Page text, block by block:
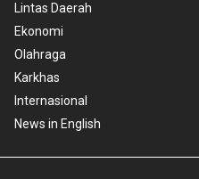
Lintas Daerah
Ekonomi
Olahraga
Karkhas
Internasional
News in English